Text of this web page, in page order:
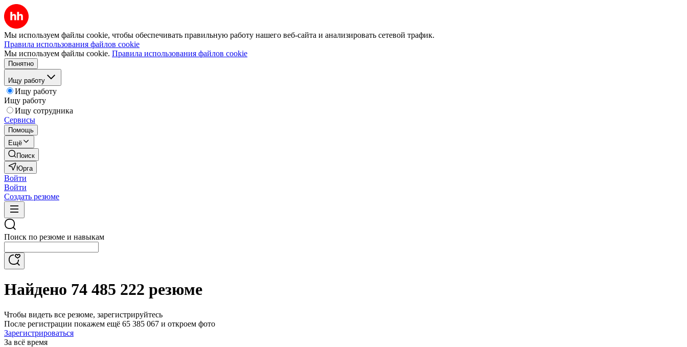
Мы используем файлы cookie, чтобы обеспечивать правильную работу нашего веб-сайта и анализировать сетевой трафик.
Правила использования файлов cookie
Мы используем файлы cookie. Правила использования файлов cookie
Понятно
Ищу работу
Ищу работу
Ищу работу
Ищу сотрудника
Сервисы
Помощь
Ещё
Поиск
Юрга
Войти
Войти
Создать резюме
Поиск по резюме и навыкам
Найдено 74 485 222 резюме
Чтобы видеть все резюме, зарегистрируйтесь
После регистрации покажем ещё 65 385 067 и откроем фото
Зарегистрироваться
За всё время